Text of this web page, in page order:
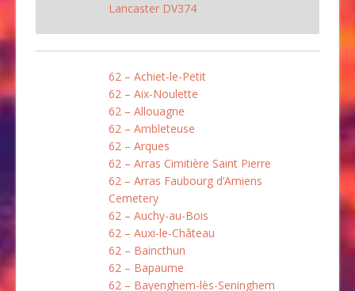
Lancaster DV374
62 – Achiet-le-Petit
62 – Aix-Noulette
62 – Allouagne
62 – Ambleteuse
62 – Arques
62 – Arras Cimitière Saint Pierre
62 – Arras Faubourg d’Amiens
Cemetery
62 – Auchy-au-Bois
62 – Auxi-le-Château
62 – Baincthun
62 – Bapaume
62 – Bayenghem-lès-Seninghem